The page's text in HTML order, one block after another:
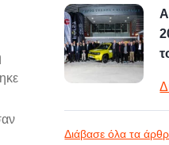
Διάβασε όλα τα